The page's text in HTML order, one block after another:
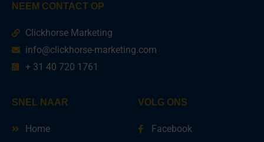
NEEM CONTACT OP
Clickhorse Marketing
info@clickhorse-marketing.com
+ 31 40 720 1761
SNEL NAAR
Home
VOLG ONS
Facebook